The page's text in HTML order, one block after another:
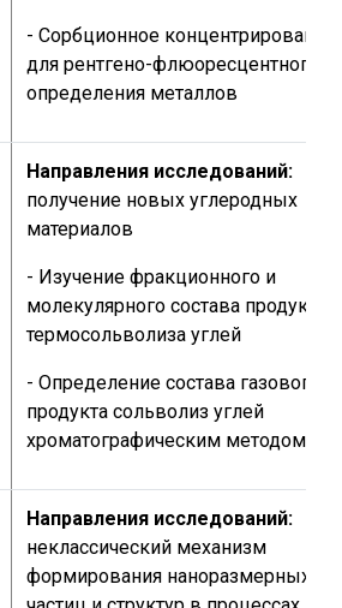
- Сорбционное концентрирование
для рентгено-флюоресцентного
определения металлов
Направления исследований:
получение новых углеродных
материалов
- Изучение фракционного и
молекулярного состава продуктов
термосольволиза углей
- Определение состава газового
продукта сольволиз углей
хроматографическим методом
Направления исследований:
неклассический механизм
формирования наноразмерных